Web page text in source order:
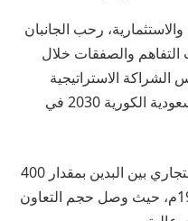
رحب الجانبان
التفاهم والصفقات خلال
الشراكة الاستراتيجية
السعودي الكوري، ولجنة الرؤية السعودية الكورية 2030 في
ورحب الجانبان بنمو حجم التبادل التجاري بين البدين بمقدار 400
ضعف منذ إقامة العلاقات عام 1962م، حيث وصل حجم التعاون